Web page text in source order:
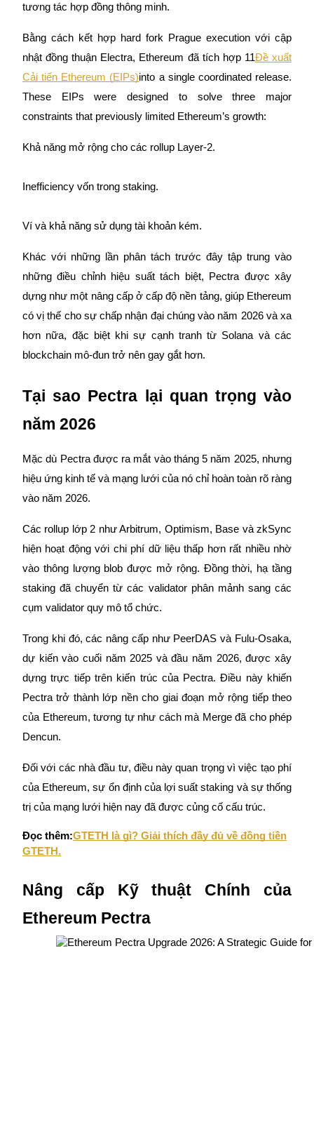
Thông tin
Phân tích dữ liệu lớn bao gồm thông tin giao dịch, v.v.
Hướng dẫn
Earn
Power Piggy
Làm cho tài sản của bạn tăng giá trị đều đặn
Staking
tương tác hợp đồng thông minh.
Bằng cách kết hợp hard fork Prague execution với cập
nhật đồng thuận Electra, Ethereum đã tích hợp 11Đề xuất
Cải tiến Ethereum (EIPs)into a single coordinated release.
These EIPs were designed to solve three major
constraints that previously limited Ethereum’s growth:
Khả năng mở rộng cho các rollup Layer-2.
Inefficiency vốn trong staking.
Ví và khả năng sử dụng tài khoản kém.
Khác với những lần phân tách trước đây tập trung vào
những điều chỉnh hiệu suất tách biệt, Pectra được xây
dựng như một nâng cấp ở cấp độ nền tảng, giúp Ethereum
có vị thế cho sự chấp nhận đại chúng vào năm 2026 và xa
hơn nữa, đặc biệt khi sự cạnh tranh từ Solana và các
blockchain mô-đun trở nên gay gắt hơn.
Tại sao Pectra lại quan trọng vào
năm 2026
Mặc dù Pectra được ra mắt vào tháng 5 năm 2025, nhưng
hiệu ứng kinh tế và mạng lưới của nó chỉ hoàn toàn rõ ràng
vào năm 2026.
Các rollup lớp 2 như Arbitrum, Optimism, Base và zkSync
hiện hoạt động với chi phí dữ liệu thấp hơn rất nhiều nhờ
vào thông lượng blob được mở rộng. Đồng thời, hạ tầng
staking đã chuyển từ các validator phân mảnh sang các
cụm validator quy mô tổ chức.
Trong khi đó, các nâng cấp như PeerDAS và Fulu-Osaka,
dự kiến vào cuối năm 2025 và đầu năm 2026, được xây
dựng trực tiếp trên kiến trúc của Pectra. Điều này khiến
Pectra trở thành lớp nền cho giai đoạn mở rộng tiếp theo
của Ethereum, tương tự như cách mà Merge đã cho phép
Dencun.
Đối với các nhà đầu tư, điều này quan trọng vì việc tạo phí
của Ethereum, sự ổn định của lợi suất staking và sự thống
trị của mạng lưới hiện nay đã được củng cố cấu trúc.
Đọc thêm:GTETH là gì? Giải thích đầy đủ về đồng tiền
GTETH.
Nâng cấp Kỹ thuật Chính của
Ethereum Pectra